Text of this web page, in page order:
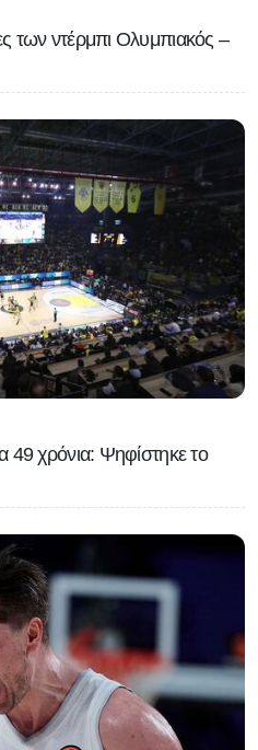
των ντέρμπι Ολυμπιακός –
χρόνια: Ψηφίστηκε το